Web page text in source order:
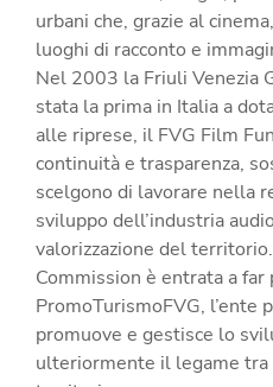
urbani che, grazie al
luoghi di racconto e
Nel 2003 la Friuli Venezia
stata la prima in Italia a
alle riprese, il FVG Film
continuità e trasparenza,
scelgono di lavorare nella
sviluppo dell’industria
valorizzazione del
Commission è entrata a far
PromoTurismoFVG, l’ente
promuove e gestisce lo
ulteriormente il legame tra